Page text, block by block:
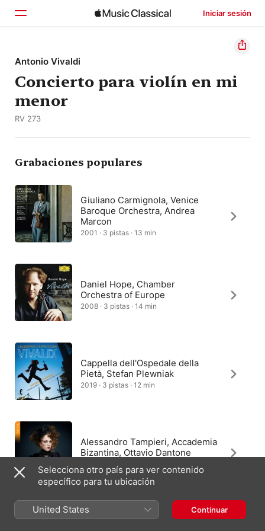
Iniciar sesión
Inicio
Explorar
Buscar
Antonio Vivaldi
Concierto para violín en mi
menor
RV 273
Grabaciones populares
Giuliano Carmignola, Venice
Baroque Orchestra, Andrea
Marcon
2001 · 3 pistas · 13 min
Daniel Hope, Chamber
Orchestra of Europe
2008 · 3 pistas · 14 min
Cappella dell'Ospedale della
Pietà, Stefan Plewniak
2019 · 3 pistas · 12 min
Alessandro Tampieri, Accademia
Bizantina, Ottavio Dantone
2019 · 3 pistas · 13 min
Selecciona otro país para ver contenido
específico para tu ubicación
United States Continuar